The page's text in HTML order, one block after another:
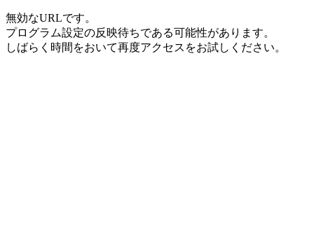
無効なURLです。
プログラム設定の反映待ちである可能性があります。
しばらく時間をおいて再度アクセスをお試しください。